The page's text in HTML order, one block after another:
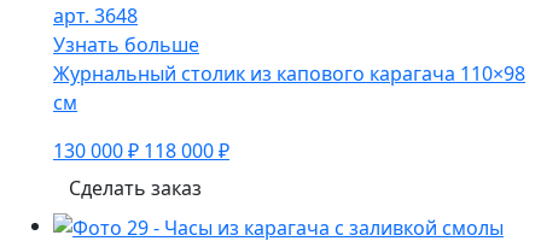
арт. 3648
Узнать больше
Журнальный столик из капового карагача 110×98
см
130 000 ₽ 118 000 ₽
Сделать заказ